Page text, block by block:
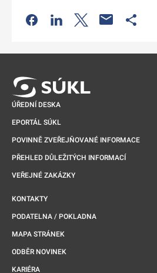
Odkaz se otevře na nové
Odkaz se otevře na
Odkaz se
ÚŘEDNÍ DESKA
EPORTÁL SÚKL
POVINNĚ ZVEŘEJŇOVANÉ INFORMACE
PŘEHLED DŮLEŽITÝCH INFORMACÍ
VEŘEJNÉ ZAKÁZKY
KONTAKTY
PODATELNA / POKLADNA
MAPA STRÁNEK
ODBĚR NOVINEK
KARIÉRA